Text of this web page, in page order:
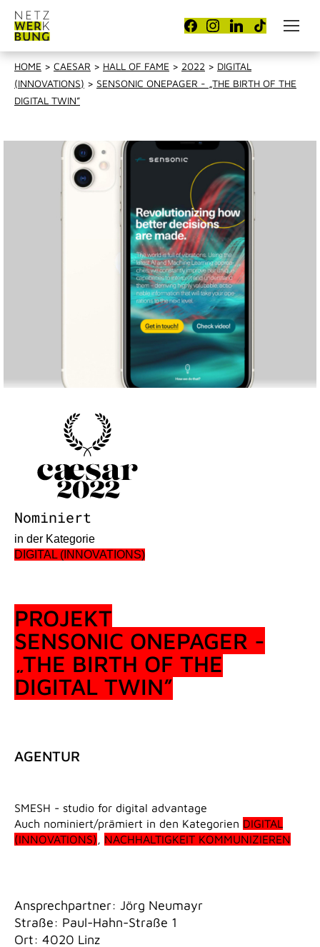
HOME > CAESAR > HALL OF FAME > 2022 > DIGITAL
(INNOVATIONS) > SENSONIC ONEPAGER - „THE BIRTH OF THE
DIGITAL TWIN”
Nominiert
in der Kategorie
DIGITAL (INNOVATIONS)
PROJEKT
SENSONIC ONEPAGER -
„THE BIRTH OF THE
DIGITAL TWIN”
AGENTUR
SMESH - studio for digital advantage
Auch nominiert/prämiert in den Kategorien DIGITAL
(INNOVATIONS) , NACHHALTIGKEIT KOMMUNIZIEREN
Ansprechpartner: Jörg Neumayr
Straße: Paul-Hahn-Straße 1
Ort: 4020 Linz